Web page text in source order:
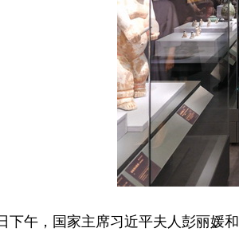
下午，国家主席习近平夫人彭丽媛